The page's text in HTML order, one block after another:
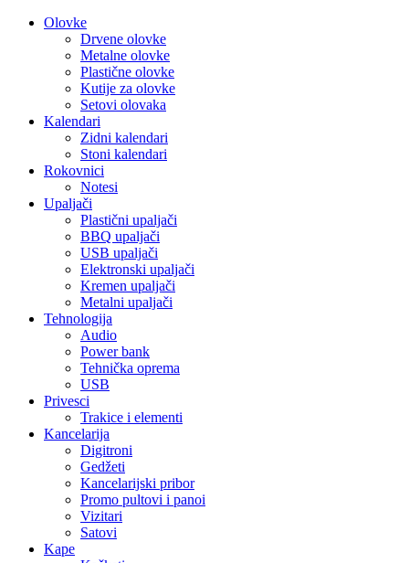
Olovke
Drvene olovke
Metalne olovke
Plastične olovke
Kutije za olovke
Setovi olovaka
Kalendari
Zidni kalendari
Stoni kalendari
Rokovnici
Notesi
Upaljači
Plastični upaljači
BBQ upaljači
USB upaljači
Elektronski upaljači
Kremen upaljači
Metalni upaljači
Tehnologija
Audio
Power bank
Tehnička oprema
USB
Privesci
Trakice i elementi
Kancelarija
Digitroni
Gedžeti
Kancelarijski pribor
Promo pultovi i panoi
Vizitari
Satovi
Kape